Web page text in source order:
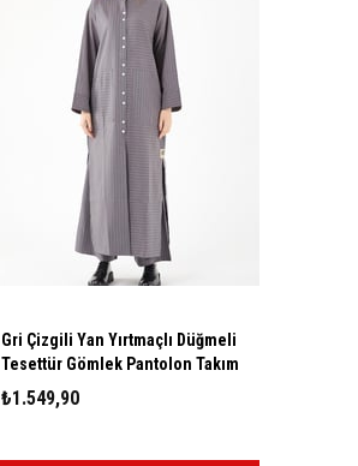
Gri Çizgili Yan Yırtmaçlı Düğmeli
Tesettür Gömlek Pantolon Takım
₺1.549,90